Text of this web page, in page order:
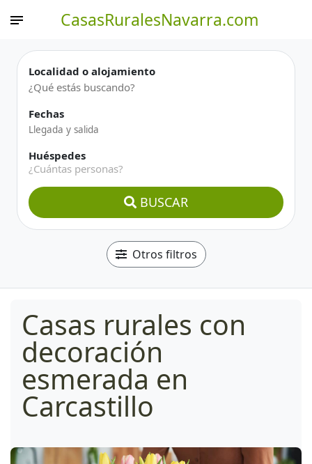
CasasRuralesNavarra.com
Localidad o alojamiento
Fechas
Huéspedes
¿Cuántas personas?
BUSCAR
Otros filtros
Casas rurales con
decoración
esmerada en
Carcastillo